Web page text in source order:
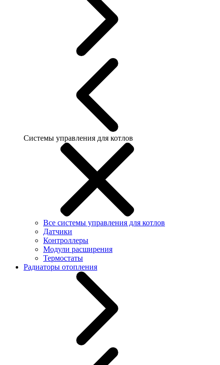
Системы управления для котлов
Все системы управления для котлов
Датчики
Контроллеры
Модули расширения
Термостаты
Радиаторы отопления